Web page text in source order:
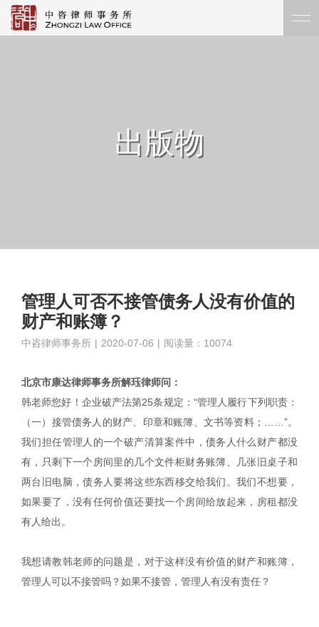
出版物
管理人可否不接管债务人没有价值的
财产和账簿？
中咨律师事务所 | 2020-07-06 | 阅读量：10074
北京市康达律师事务所解珏律师问：
韩老师您好！企业破产法第25条规定：“管理人履行下列职责：
（一）接管债务人的财产、印章和账簿、文书等资料；……”。
我们担任管理人的一个破产清算案件中，债务人什么财产都没
有，只剩下一个房间里的几个文件柜财务账簿、几张旧桌子和
两台旧电脑，债务人要将这些东西移交给我们。我们不想要，
如果要了，没有任何价值还要找一个房间给放起来，房租都没
有人给出。
我想请教韩老师的问题是，对于这样没有价值的财产和账簿，
管理人可以不接管吗？如果不接管，管理人有没有责任？